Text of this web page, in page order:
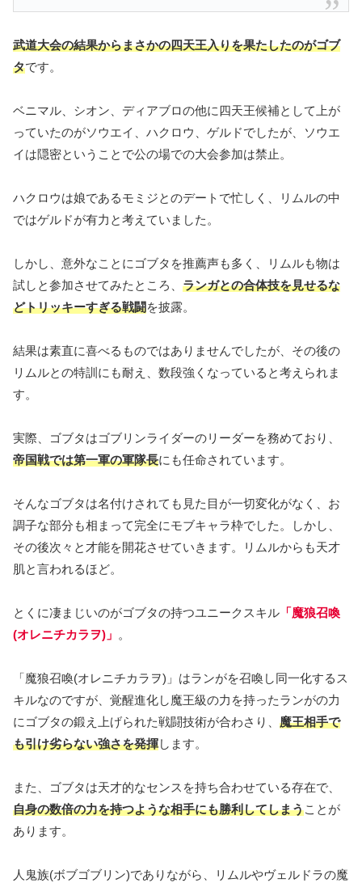
武道大会の結果からまさかの四天王入りを果たしたのがゴブ
タです。
ベニマル、シオン、ディアブロの他に四天王候補として上が
っていたのがソウエイ、ハクロウ、ゲルドでしたが、ソウエ
イは隠密ということで公の場での大会参加は禁止。
ハクロウは娘であるモミジとのデートで忙しく、リムルの中
ではゲルドが有力と考えていました。
しかし、意外なことにゴブタを推薦声も多く、リムルも物は
試しと参加させてみたところ、 ランガとの合体技を見せるな
どトリッキーすぎる戦闘を披露。
結果は素直に喜べるものではありませんでしたが、その後の
リムルとの特訓にも耐え、数段強くなっていると考えられま
す。
実際、ゴブタはゴブリンライダーのリーダーを務めており、
帝国戦では第一軍の軍隊長にも任命されています。
そんなゴブタは名付けされても見た目が一切変化がなく、お
調子な部分も相まって完全にモブキャラ枠でした。しかし、
その後次々と才能を開花させていきます。リムルからも天才
肌と言われるほど。
とくに凄まじいのがゴブタの持つユニークスキル 「魔狼召喚
(オレニチカラヲ)」 。
「魔狼召喚(オレニチカラヲ)」はランがを召喚し同一化するス
キルなのですが、覚醒進化し魔王級の力を持ったランがの力
にゴブタの鍛え上げられた戦闘技術が合わさり、 魔王相手で
も引け劣らない強さを発揮します。
また、ゴブタは天才的なセンスを持ち合わせている存在で、
自身の数倍の力を持つような相手にも勝利してしまうことが
あります。
人鬼族(ボブゴブリン)でありながら、リムルやヴェルドラの魔